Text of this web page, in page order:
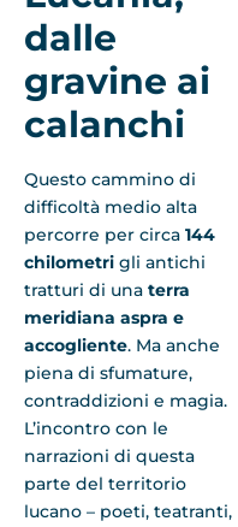
dalle
gravine ai
calanchi
Questo cammino di
difficoltà medio alta
percorre per circa 144
chilometri gli antichi
tratturi di una terra
meridiana aspra e
accogliente. Ma anche
piena di sfumature,
contraddizioni e magia.
L’incontro con le
narrazioni di questa
parte del territorio
lucano – poeti, teatranti,